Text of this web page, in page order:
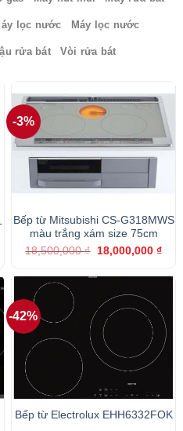
lọc nước Máy lọc nước
rửa bát Vòi rửa bát
₫.
-3%
Bếp từ Mitsubishi CS-G318MWS
màu trắng xám size 75cm
18,500,000₫
Giá
18,500,000 ₫.
18,000,000 ₫Giá
là:
-42%
Bếp từ Electrolux EHH6332FOK